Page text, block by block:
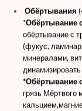
Обёртывания
*Обёртывание
обёртывание с
(фукус,
минералами,
*Обёртывание
грязь Мёртвого